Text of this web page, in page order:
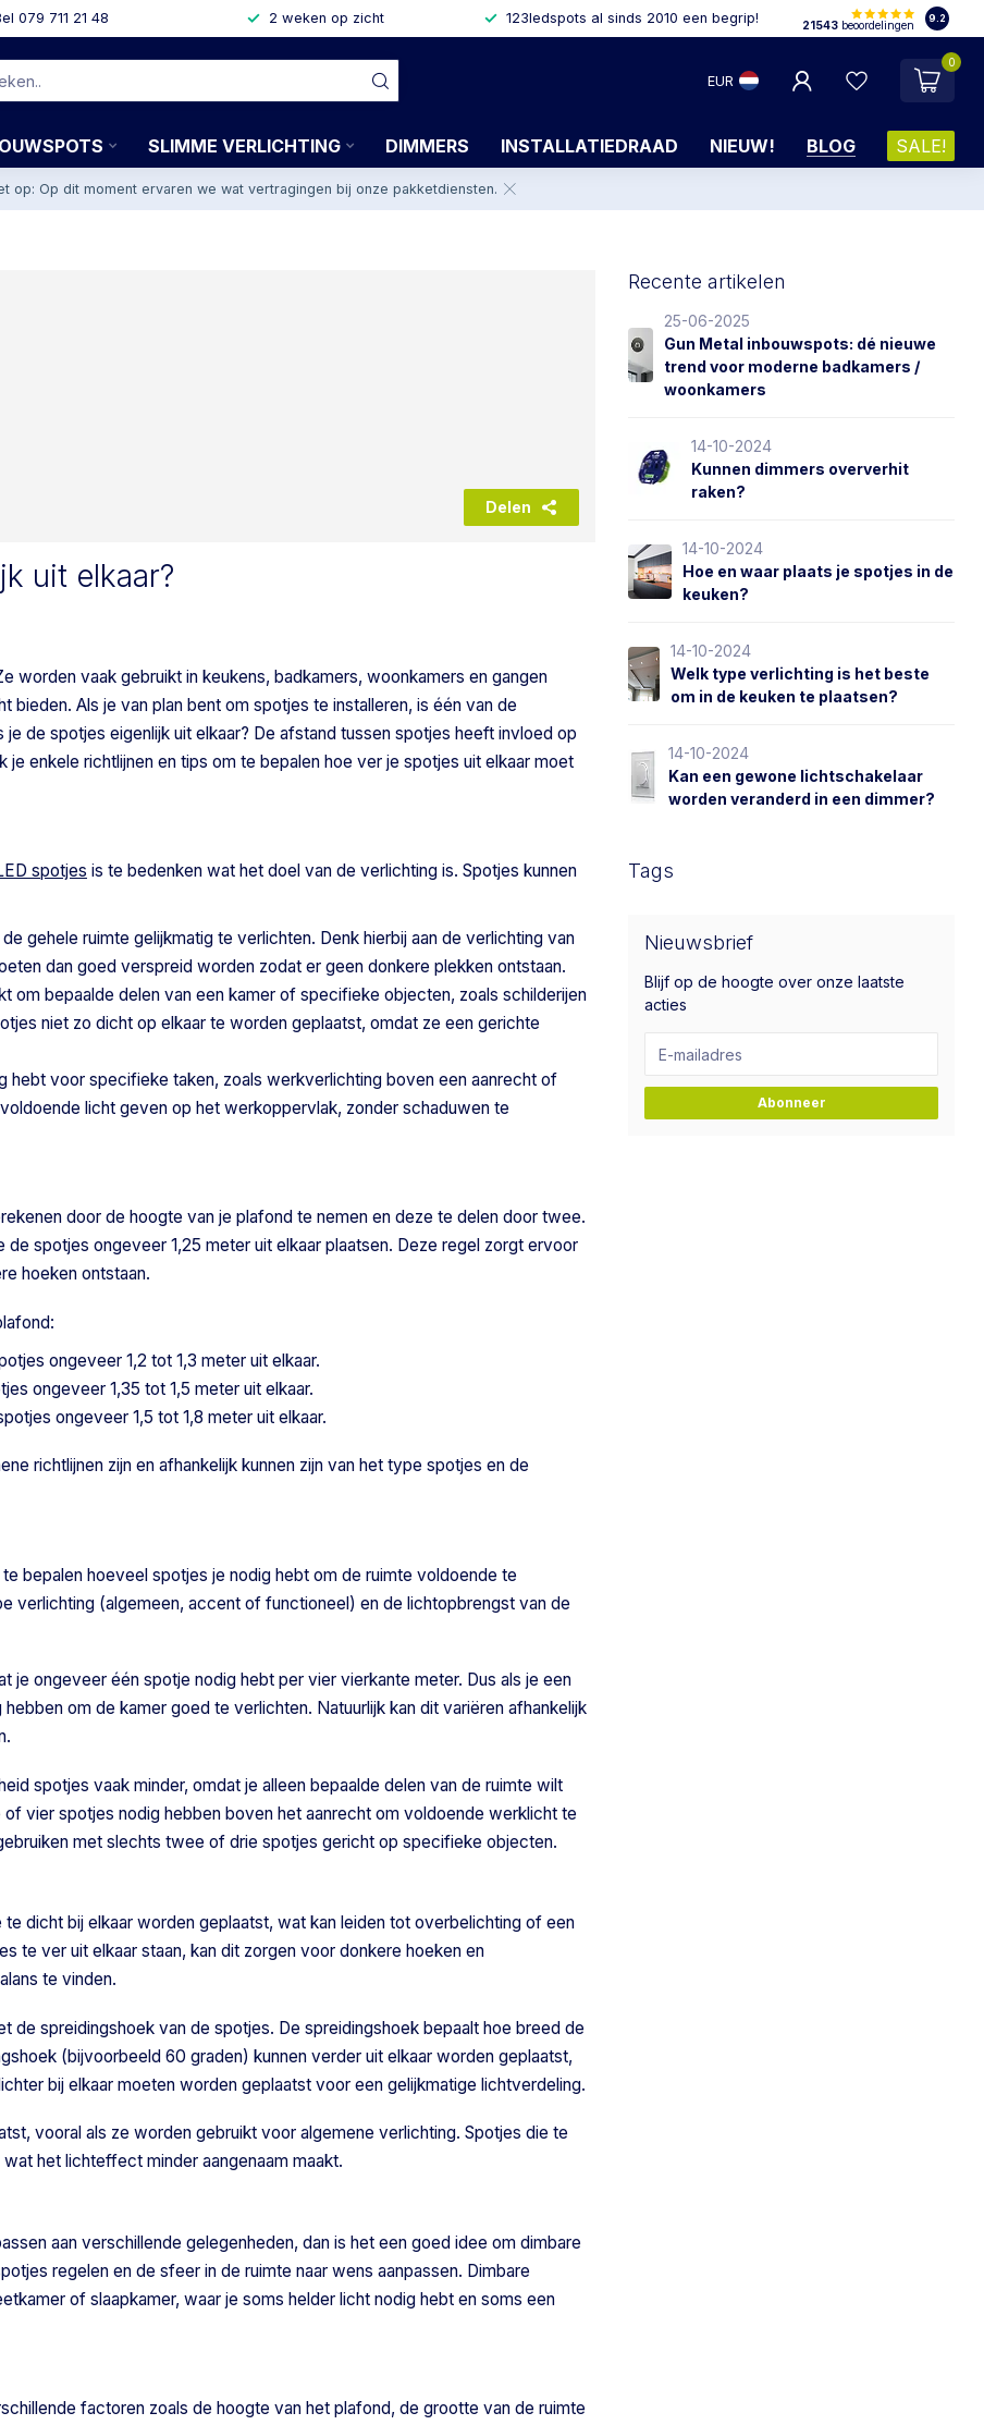
079 711 21 48 2 weken op zicht 123ledspots al sinds 2010 een begrip! 21543 beoordelingen
9.2
EUR
0
SLIMME VERLICHTING DIMMERS INSTALLATIEDRAAD NIEUW! BLOG SALE!
op: Op dit moment ervaren we wat vertragingen bij onze pakketdiensten.
Delen
uit elkaar?
worden vaak gebruikt in keukens, badkamers, woonkamers en gangen
Als je van plan bent om spotjes te installeren, is één van de
de spotjes eigenlijk uit elkaar? De afstand tussen spotjes heeft invloed op
enkele richtlijnen en tips om te bepalen hoe ver je spotjes uit elkaar moet
spotjes is te bedenken wat het doel van de verlichting is. Spotjes kunnen
gehele ruimte gelijkmatig te verlichten. Denk hierbij aan de verlichting van
dan goed verspreid worden zodat er geen donkere plekken ontstaan.
om bepaalde delen van een kamer of specifieke objecten, zoals schilderijen
niet zo dicht op elkaar te worden geplaatst, omdat ze een gerichte
hebt voor specifieke taken, zoals werkverlichting boven een aanrecht of
licht geven op het werkoppervlak, zonder schaduwen te
door de hoogte van je plafond te nemen en deze te delen door twee.
spotjes ongeveer 1,25 meter uit elkaar plaatsen. Deze regel zorgt ervoor
hoeken ontstaan.
ongeveer 1,2 tot 1,3 meter uit elkaar.
ongeveer 1,35 tot 1,5 meter uit elkaar.
ongeveer 1,5 tot 1,8 meter uit elkaar.
richtlijnen zijn en afhankelijk kunnen zijn van het type spotjes en de
bepalen hoeveel spotjes je nodig hebt om de ruimte voldoende te
verlichting (algemeen, accent of functioneel) en de lichtopbrengst van de
je ongeveer één spotje nodig hebt per vier vierkante meter. Dus als je een
om de kamer goed te verlichten. Natuurlijk kan dit variëren afhankelijk
spotjes vaak minder, omdat je alleen bepaalde delen van de ruimte wilt
vier spotjes nodig hebben boven het aanrecht om voldoende werklicht te
met slechts twee of drie spotjes gericht op specifieke objecten.
dicht bij elkaar worden geplaatst, wat kan leiden tot overbelichting of een
te ver uit elkaar staan, kan dit zorgen voor donkere hoeken en
te vinden.
de spreidingshoek van de spotjes. De spreidingshoek bepaalt hoe breed de
(bijvoorbeeld 60 graden) kunnen verder uit elkaar worden geplaatst,
bij elkaar moeten worden geplaatst voor een gelijkmatige lichtverdeling.
vooral als ze worden gebruikt voor algemene verlichting. Spotjes die te
het lichteffect minder aangenaam maakt.
aan verschillende gelegenheden, dan is het een goed idee om dimbare
regelen en de sfeer in de ruimte naar wens aanpassen. Dimbare
of slaapkamer, waar je soms helder licht nodig hebt en soms een
factoren zoals de hoogte van het plafond, de grootte van de ruimte
Recente artikelen
25-06-2025
Gun Metal inbouwspots: dé nieuwe
trend voor moderne badkamers /
woonkamers
14-10-2024
Kunnen dimmers oververhit
raken?
14-10-2024
Hoe en waar plaats je spotjes in de
keuken?
14-10-2024
Welk type verlichting is het beste
om in de keuken te plaatsen?
14-10-2024
Kan een gewone lichtschakelaar
worden veranderd in een dimmer?
Tags
Nieuwsbrief
Blijf op de hoogte over onze laatste
acties
Abonneer